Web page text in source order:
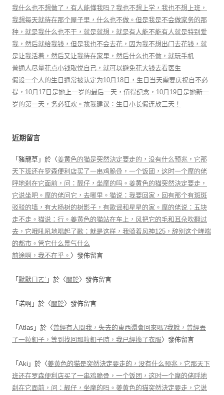
我什么也不想做了，有人能懂我吗？我也不想上学，我也不想上班，
我想每天就待在那个屋子里，什么也不做。但是我是不会做家务的那
种，就是我什么也不干，就是就想，就是有人能不能有人就是特别爱
我，然后就给我钱，但是我也不会去花，因为我不想出门去花钱，就
是让我活着，然后又让我待在家里，然后什么也不做，就玩手机
普通人尽量花点小钱取悦自己，就可以避免花大钱去看医生
假设一个人的生日通常被认定为10月18日，生日当天需要庆祝自不必
提，10月17日是她上一岁的最后一天，值得纪念，10月19日是她新一
岁的第一天，务必狂欢。故我建议：生日小长假连放三天！
近期留言
「 豬籠草 」於〈姜黄色的猫是突然決定要走的，没有什么预兆，它那
天下班还在罗森便利店买了一串鸡脆骨，一个饭团，这时一个摩的佬
呼地刹在它面前，问：靓仔，坐摩的吗。姜黄色的猫突然決定要走，
它说坐吧。摩的佬问它，去哪里。猫说：我要回家，回有那个有斑斑
驳驳的墙，有大杨树的树影子，有歌谣和星星的家。摩的佬说：五块
走不走。猫说：行。姜黄色的猫站在车上，风把它的毛和耳朵吹翻过
去，它哦吼吼地唱起了歌：就是这样，我骑着风神125，辞别这个哮喘
的都市。管它什么景气什么
前途啊，我不在乎。 〉發佈留言
「 默默ㄇㄛˋ 」於〈 關於〉發佈留言
「 诺啊 」於〈 關於〉發佈留言
「 Atlas 」於〈曾經有人問我，失去的東西還會回來嗎?我說，曾經丟
了一粒釦子，等到找回那粒釦子時，我已經換了衣服〉發佈留言
「 Aki 」於〈姜黄色的猫是突然決定要走的，没有什么预兆，它那天下
班还在罗森便利店买了一串鸡脆骨，一个饭团，这时一个摩的佬呼地
刹在它面前，问：靓仔，坐摩的吗。姜黄色的猫突然決定要走，它说